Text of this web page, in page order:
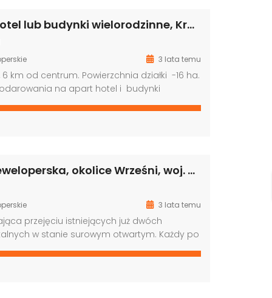
Więcej → Działka pod hotel lub budynki wielorodzinne, Kraków, woj.małopolskie
3 lata temu
6 km od centrum. Powierzchnia działki -16 ha.
na apart hotel i budynki
pięter . Jest już gotowy projekt na
Inwestycja deweloperska, okolice Wrześni, woj. wielkopolskie
3 lata temu
przejęciu istniejących już dwóch
w stanie surowym otwartym. Każdy po
zaprojektowano 4 mieszkania